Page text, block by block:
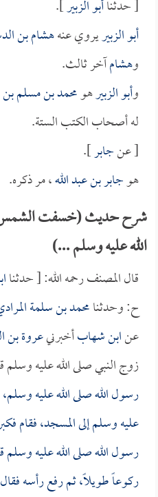
[ حدثناأبو الزبير].
أبو الزبيريروي عنههشام بن
وهشامآخر ثالث.
وأبو الزبيرهومحمد بن مسلم
له أصحاب الكتب الستة.
[ عنجابر].
هوجابر بن عبد الله، مر ذكره.
شرح حديث (خسفت الشمس
الله عليه وسلم ...)
قال المصنف رحمه الله: [ حدثنا
ح: وحدثنامحمد بن سلمة
عنابن شهابأخبرنيعروة بن
زوج النبي صلى الله عليه
رسول الله صلى الله عليه
عليه وسلم إلى المسجد، فقام
رسول الله صلى الله عليه وسلم
ركوعاً طويلاً، ثم رفع رأسه